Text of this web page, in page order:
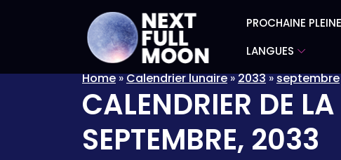
PROCHAINE
LANGUES
Home»Calendrier lunaire»2033»septembre
CALENDRIER DE
SEPTEMBRE, 2033